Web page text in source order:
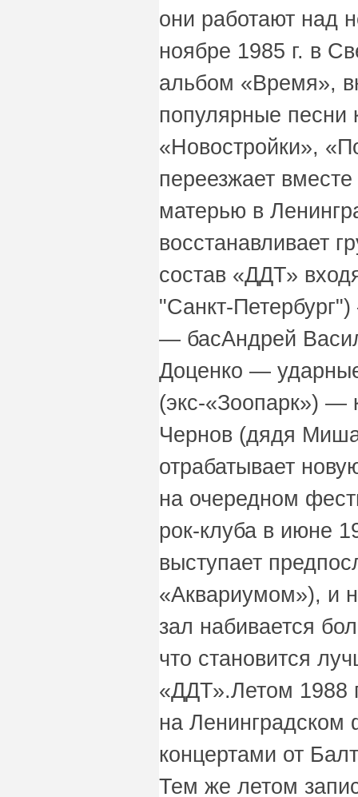
они работают над
ноябре 1985 г. в
альбом «Время»,
популярные песни
«Новостройки»,
переезжает
матерью в
восстанавливает
состав «ДДТ»
"Санкт-
— басАндрей
Доценко —
(экс-«Зоопарк»)
Чернов (дядя
отрабатывает
на очередном
рок-клуба в июне
выступает
«Аквариумом»), и
зал набивается
что становится
«ДДТ».Летом 1988
на Ленинградском
концертами от
Тем же летом